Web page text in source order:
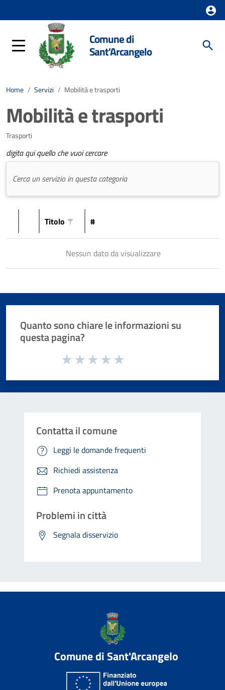
Comune di
Sant'Arcangelo
Home / Servizi / Mobilità e trasporti
Mobilità e trasporti
Trasporti
digita qui quello che vuoi cercare
Titolo #
Nessun dato da visualizzare
Quanto sono chiare le informazioni su
questa pagina?
Valuta da 1 a 5 stelle la pagina
Contatta il comune
Leggi le domande frequenti
Richiedi assistenza
Prenota appuntamento
Problemi in città
Segnala disservizio
Comune di Sant'Arcangelo